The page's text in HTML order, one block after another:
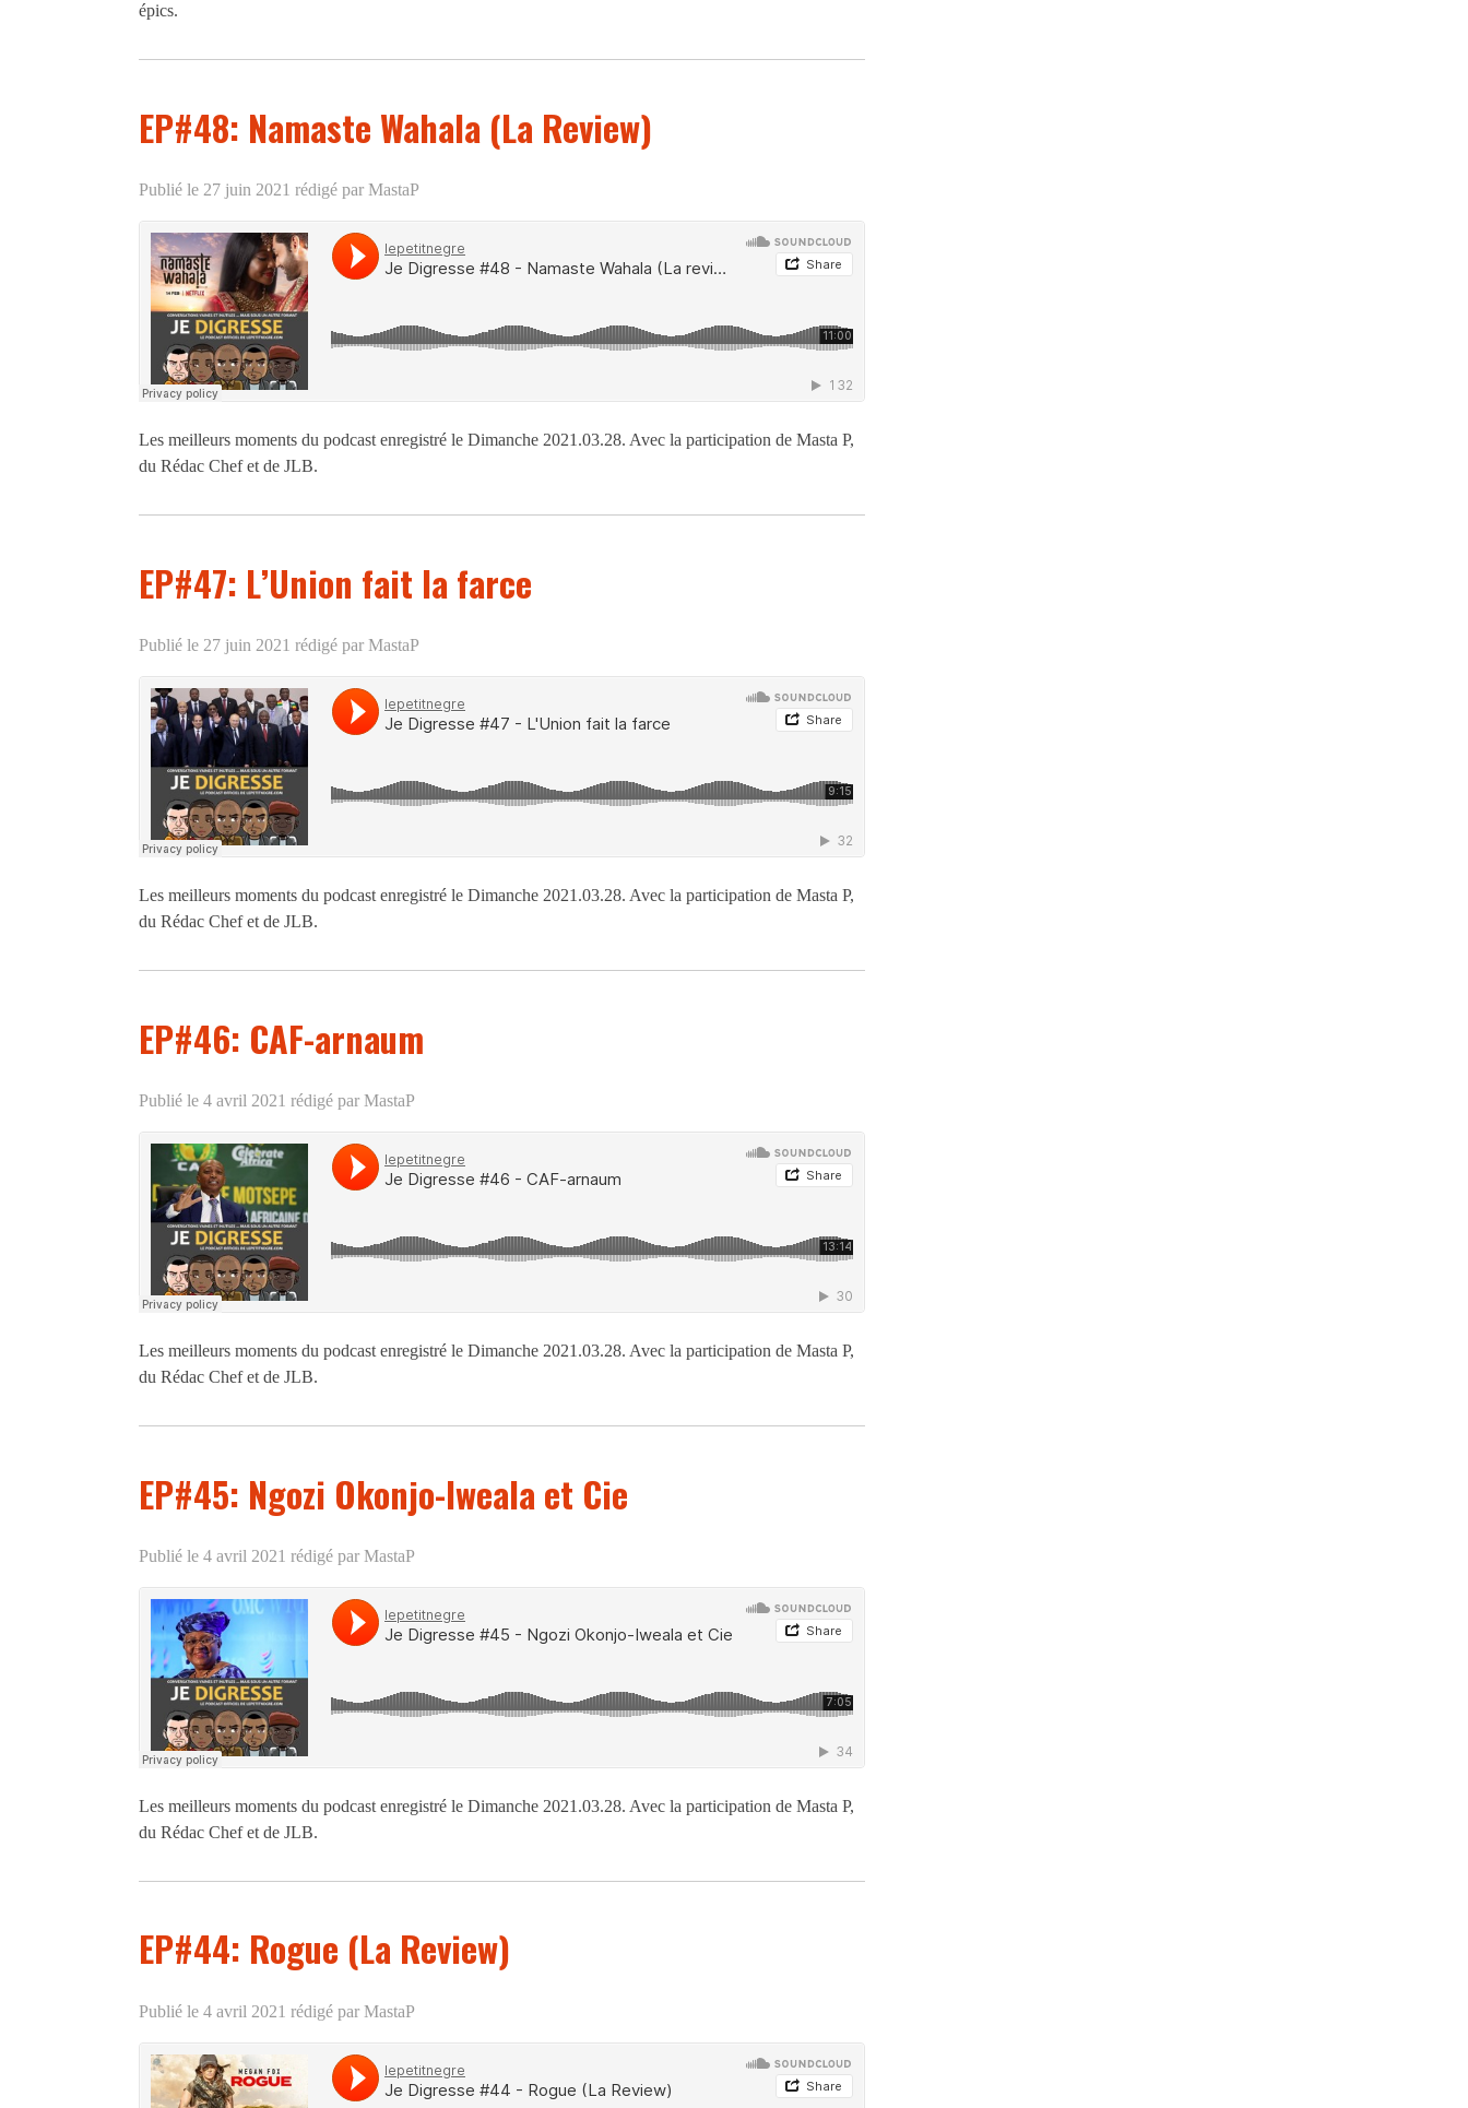
épics.
EP#48: Namaste Wahala (La Review)
Publié le 27 juin 2021 rédigé par MastaP
Les meilleurs moments du podcast enregistré le Dimanche 2021.03.28. Avec la participation de Masta P,
du Rédac Chef et de JLB.
EP#47: L’Union fait la farce
Publié le 27 juin 2021 rédigé par MastaP
Les meilleurs moments du podcast enregistré le Dimanche 2021.03.28. Avec la participation de Masta P,
du Rédac Chef et de JLB.
EP#46: CAF-arnaum
Publié le 4 avril 2021 rédigé par MastaP
Les meilleurs moments du podcast enregistré le Dimanche 2021.03.28. Avec la participation de Masta P,
du Rédac Chef et de JLB.
EP#45: Ngozi Okonjo-Iweala et Cie
Publié le 4 avril 2021 rédigé par MastaP
Les meilleurs moments du podcast enregistré le Dimanche 2021.03.28. Avec la participation de Masta P,
du Rédac Chef et de JLB.
EP#44: Rogue (La Review)
Publié le 4 avril 2021 rédigé par MastaP